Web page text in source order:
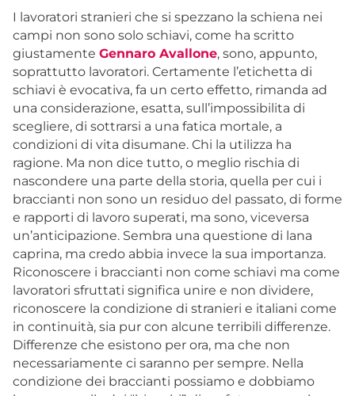
I lavoratori stranieri che si spezzano la schiena nei
campi non sono solo schiavi, come ha scritto
giustamente Gennaro Avallone, sono, appunto,
soprattutto lavoratori. Certamente l’etichetta di
schiavi è evocativa, fa un certo effetto, rimanda ad
una considerazione, esatta, sull’impossibilita di
scegliere, di sottrarsi a una fatica mortale, a
condizioni di vita disumane. Chi la utilizza ha
ragione. Ma non dice tutto, o meglio rischia di
nascondere una parte della storia, quella per cui i
braccianti non sono un residuo del passato, di forme
e rapporti di lavoro superati, ma sono, viceversa
un’anticipazione. Sembra una questione di lana
caprina, ma credo abbia invece la sua importanza.
Riconoscere i braccianti non come schiavi ma come
lavoratori sfruttati significa unire e non dividere,
riconoscere la condizione di stranieri e italiani come
in continuità, sia pur con alcune terribili differenze.
Differenze che esistono per ora, ma che non
necessariamente ci saranno per sempre. Nella
condizione dei braccianti possiamo e dobbiamo